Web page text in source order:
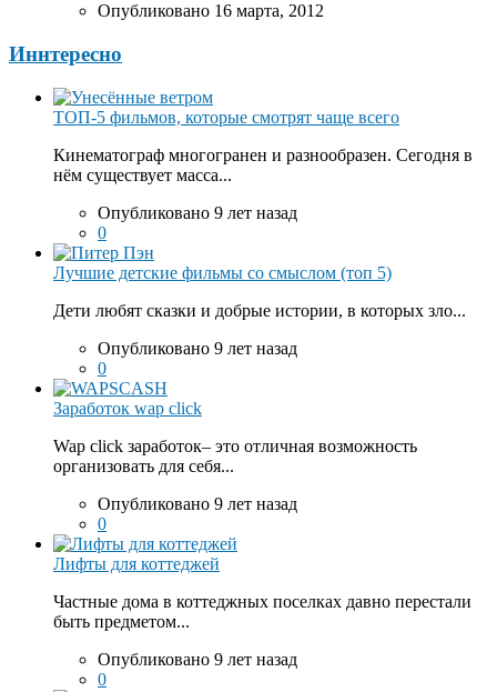
Опубликовано 16 марта, 2012
Иннтересно
ТОП-5 фильмов, которые смотрят чаще всего
Кинематограф многогранен и разнообразен. Сегодня в
нём существует масса...
Опубликовано 9 лет назад
0
Лучшие детские фильмы со смыслом (топ 5)
Дети любят сказки и добрые истории, в которых зло...
Опубликовано 9 лет назад
0
Заработок wap click
Wap click заработок– это отличная возможность
организовать для себя...
Опубликовано 9 лет назад
0
Лифты для коттеджей
Частные дома в коттеджных поселках давно перестали
быть предметом...
Опубликовано 9 лет назад
0